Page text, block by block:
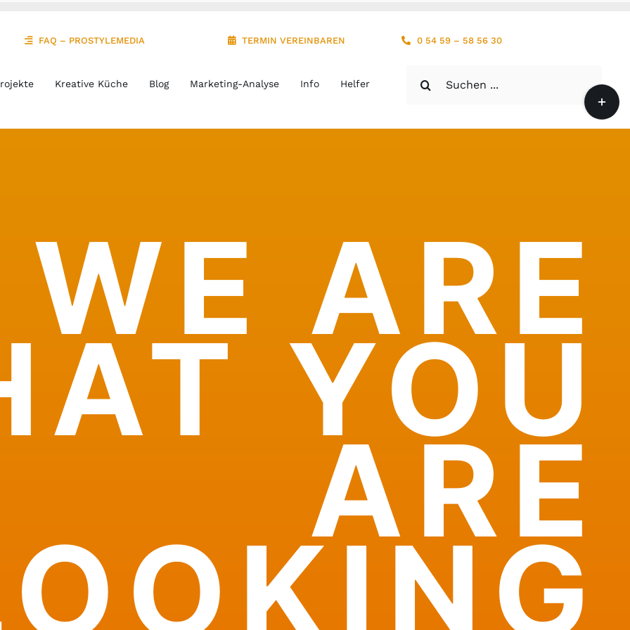
FAQ – PROSTYLEMEDIA TERMIN VEREINBAREN 0 54 59 – 58 56 30
Kreative Küche Blog Marketing-Analyse Info Helfer
nach:
WE ARE
YOU
ARE
Toggle
Sliding
Bar